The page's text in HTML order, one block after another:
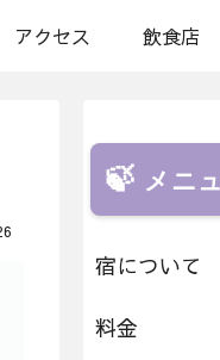
アクセス 飲食店
メニ
宿について
料金